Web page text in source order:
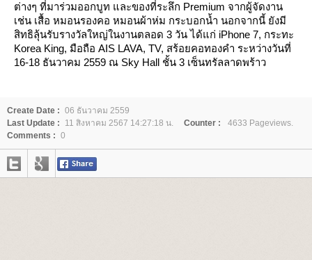
ต่างๆ ที่มาร่วมออกบูท และของที่ระลึก Premium จากผู้จัดงาน
เช่น เสื้อ หมอนรองคอ หมอนผ้าห่ม กระบอกน้ำ นอกจากนี้ ยังมี
สิทธิลุ้นรับรางวัลใหญ่ในงานตลอด 3 วัน ได้แก่ iPhone 7, กระทะ
Korea King, มือถือ AIS LAVA, TV, สร้อยคอทองคำ ระหว่างวันที่
16-18 ธันวาคม 2559 ณ Sky Hall ชั้น 3 เซ็นทรัลลาดพร้าว
Create Date : 06 ธันวาคม 2559
Last Update :
11 สิงหาคม 2567 14:27:18 น. Counter :
4633 Pageviews.
Comments : 0